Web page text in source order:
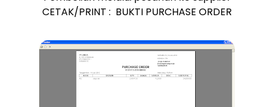
CETAK/PRINT : BUKTI PURCHASE ORDER